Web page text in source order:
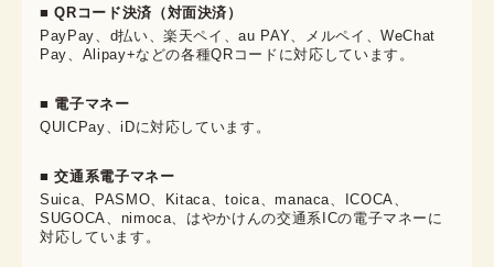
■ QRコード決済（対面決済）
PayPay、d払い、楽天ペイ、au PAY、メルペイ、WeChat
Pay、Alipay+などの各種QRコードに対応しています。
■ 電子マネー
QUICPay、iDに対応しています。
■ 交通系電子マネー
Suica、PASMO、Kitaca、toica、manaca、ICOCA、
SUGOCA、nimoca、はやかけんの交通系ICの電子マネーに
対応しています。